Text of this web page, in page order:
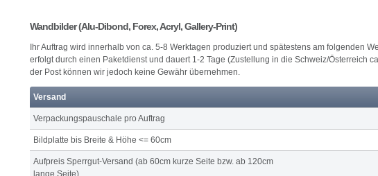
Wandbilder (Alu-Dibond, Forex, Acryl, Gallery-Print)
Ihr Auftrag wird innerhalb von ca. 5-8 Werktagen produziert und spätestens am folgenden
erfolgt durch einen Paketdienst und dauert 1-2 Tage (Zustellung in die Schweiz/Österreich
der Post können wir jedoch keine Gewähr übernehmen.
Versand
Verpackungspauschale pro Auftrag
Bildplatte bis Breite & Höhe <= 60cm
Aufpreis Sperrgut-Versand (ab 60cm kurze Seite bzw. ab 120cm
lange Seite)